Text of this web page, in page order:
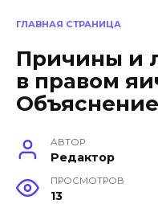
ГЛАВНАЯ СТРАНИЦА
Причины и
в правом
Объяснение
АВТОР
Редактор
ПРОСМОТРОВ
13